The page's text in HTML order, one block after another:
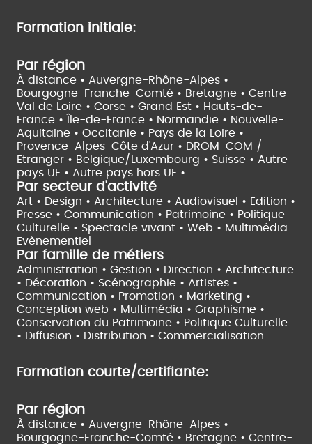
Formation initiale:
Par région
À distance • Auvergne-Rhône-Alpes •
Bourgogne-Franche-Comté • Bretagne • Centre-
Val de Loire • Corse • Grand Est • Hauts-de-
France •
Île-de-France • Normandie • Nouvelle-
Aquitaine • Occitanie • Pays de la Loire •
Provence-Alpes-Côte d'Azur • DROM-COM /
Etranger • Belgique/Luxembourg • Suisse • Autre
pays UE • Autre pays hors UE •
Par secteur d'activité
Art • Design • Architecture • Audiovisuel • Edition •
Presse • Communication • Patrimoine • Politique
Culturelle • Spectacle vivant • Web • Multimédia
Evènementiel
Par famille de métiers
Administration • Gestion • Direction • Architecture
• Décoration • Scénographie • Artistes •
Communication • Promotion • Marketing •
Conception web • Multimédia • Graphisme •
Conservation du Patrimoine • Politique Culturelle
• Diffusion • Distribution • Commercialisation
Formation courte/certifiante:
Par région
À distance • Auvergne-Rhône-Alpes •
Bourgogne-Franche-Comté • Bretagne • Centre-